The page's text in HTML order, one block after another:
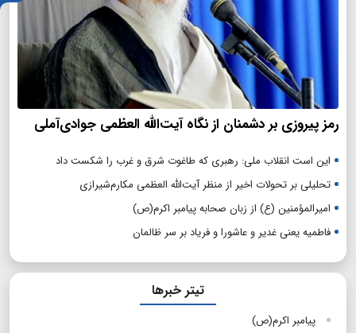
رمز پیروزی بر دشمنان از نگاه آیت‌الله العظمی جوادی‌آملی
این است انقلاب ملی: رهبری که طاغوت شرق و غرب را شکست داد
تحلیلی بر تحولات اخیر از منظر آیت‌الله العظمی مکارم‌شیرازی
امیرالمؤمنین (ع) از زبان صحابه پیامبر اکرم(ص)
فاطمیه یعنی غدیر و عاشورا و فریاد بر سر ظالمان
تیتر خبرها
پیامبر اکرم(ص)